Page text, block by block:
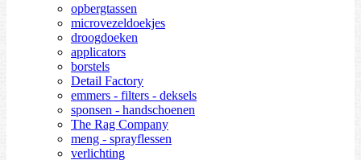
opbergtassen
microvezeldoekjes
droogdoeken
applicators
borstels
Detail Factory
emmers - filters - deksels
sponsen - handschoenen
The Rag Company
meng - sprayflessen
verlichting